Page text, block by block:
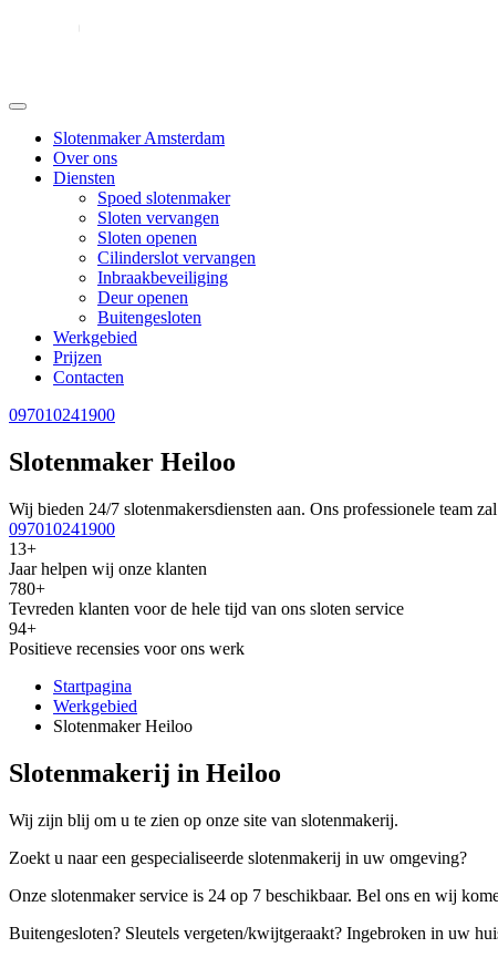
Slotenmaker Amsterdam
Over ons
Diensten
Spoed slotenmaker
Sloten vervangen
Sloten openen
Cilinderslot vervangen
Inbraakbeveiliging
Deur openen
Buitengesloten
Werkgebied
Prijzen
Contacten
097010241900
Slotenmaker Heiloo
Wij bieden 24/7 slotenmakersdiensten aan. Ons professionele team
097010241900
13+
Jaar helpen wij onze klanten
780+
Tevreden klanten voor de hele tijd van ons sloten service
94+
Positieve recensies voor ons werk
Startpagina
Werkgebied
Slotenmaker Heiloo
Slotenmakerij in Heiloo
Wij zijn blij om u te zien op onze site van slotenmakerij.
Zoekt u naar een gespecialiseerde slotenmakerij in uw omgeving?
Onze slotenmaker service is 24 op 7 beschikbaar. Bel ons en wij
Buitengesloten? Sleutels vergeten/kwijtgeraakt? Ingebroken in uw